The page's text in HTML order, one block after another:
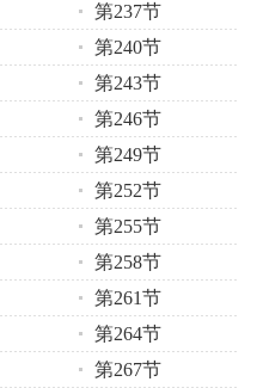
第237节
第240节
第243节
第246节
第249节
第252节
第255节
第258节
第261节
第264节
第267节